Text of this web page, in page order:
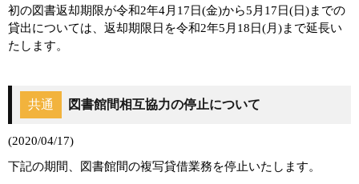
初の図書返却期限が令和2年4月17日(金)から5月17日(日)までの
貸出については、返却期限日を令和2年5月18日(月)まで延長い
たします。
共通 図書館間相互協力の停止について
(2020/04/17)
下記の期間、図書館間の複写貸借業務を停止いたします。